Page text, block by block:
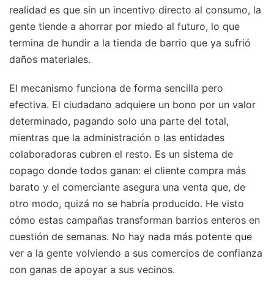
realidad es que sin un incentivo directo al consumo, la
gente tiende a ahorrar por miedo al futuro, lo que
termina de hundir a la tienda de barrio que ya sufrió
daños materiales.
El mecanismo funciona de forma sencilla pero
efectiva. El ciudadano adquiere un bono por un valor
determinado, pagando solo una parte del total,
mientras que la administración o las entidades
colaboradoras cubren el resto. Es un sistema de
copago donde todos ganan: el cliente compra más
barato y el comerciante asegura una venta que, de
otro modo, quizá no se habría producido. He visto
cómo estas campañas transforman barrios enteros en
cuestión de semanas. No hay nada más potente que
ver a la gente volviendo a sus comercios de confianza
con ganas de apoyar a sus vecinos.